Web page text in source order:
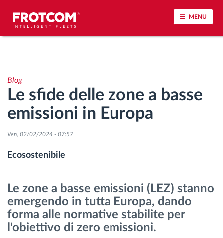
MENU
Analisi dello stile di guida
Monitoraggio dei tempi di guida
Gestione delle forza lavoro
Controllo accessi
Gestione carburante
Blog
Le sfide delle zone a basse
emissioni in Europa
Ven, 02/02/2024 - 07:57
Ecosostenibile
Le zone a basse emissioni (LEZ) stanno
emergendo in tutta Europa, dando
forma alle normative stabilite per
l'obiettivo di zero emissioni.